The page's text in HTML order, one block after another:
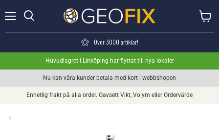
Över 3000 artiklar!
Huvudlagret i Linköping har flyttat till nya lokaler
Nu kan våra kunder betala med kort i webbshopen
Enhetlig frakt på alla order. Oavsett Vikt, Volym eller Ordervärde
›